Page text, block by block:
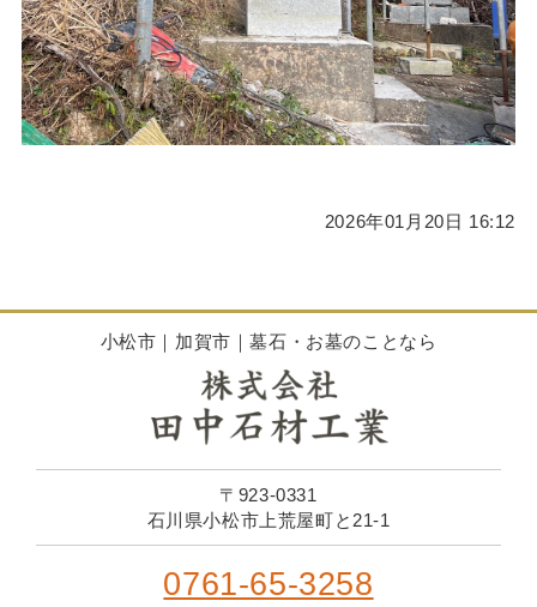
2026年01月20日 16:12
小松市｜加賀市｜墓石・お墓のことなら
〒923-0331
石川県小松市上荒屋町と21-1
0761-65-3258